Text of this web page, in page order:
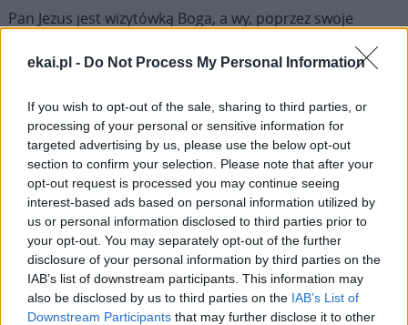
ekai.pl - Do Not Process My Personal Information
If you wish to opt-out of the sale, sharing to third parties, or
processing of your personal or sensitive information for
targeted advertising by us, please use the below opt-out
section to confirm your selection. Please note that after your
opt-out request is processed you may continue seeing
interest-based ads based on personal information utilized by
us or personal information disclosed to third parties prior to
your opt-out. You may separately opt-out of the further
disclosure of your personal information by third parties on the
IAB’s list of downstream participants. This information may
also be disclosed by us to third parties on the IAB’s List of
Downstream Participants that may further disclose it to other
Pan Jezus jest wizytówką Boga, a wy, poprzez swoje
sami stajecie się Jego najpiękniejszym świadectwem –
spotkania kolędników misyjnych diecezji płockiej, które w
tym roku organizowane było w parafii św. Stanisława
Kostki w Rypinie.
1 2 3
4
Następna